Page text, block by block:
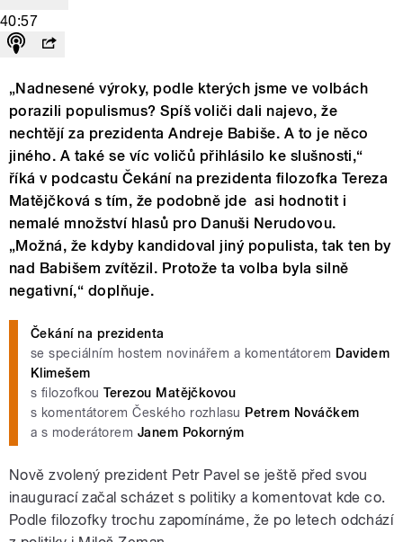
40:57
„Nadnesené výroky, podle kterých jsme ve volbách
porazili populismus? Spíš voliči dali najevo, že
nechtějí za prezidenta Andreje Babiše. A to je něco
jiného. A také se víc voličů přihlásilo ke slušnosti,“
říká v podcastu Čekání na prezidenta filozofka Tereza
Matějčková s tím, že podobně jde asi hodnotit i
nemalé množství hlasů pro Danuši Nerudovou.
„Možná, že kdyby kandidoval jiný populista, tak ten by
nad Babišem zvítězil. Protože ta volba byla silně
negativní,“ doplňuje.
Čekání na prezidenta
se speciálním hostem novinářem a komentátorem Davidem
Klimešem
s filozofkouTerezou Matějčkovou
s komentátorem Českého rozhlasu Petrem Nováčkem
a s moderátorem Janem Pokorným
Nově zvolený prezident Petr Pavel se ještě před svou
inaugurací začal scházet s politiky a komentovat kde co.
Podle filozofky trochu zapomínáme, že po letech odchází